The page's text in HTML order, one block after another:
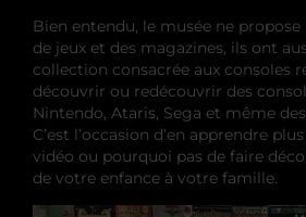
Bien entendu, le musée ne propose
de jeux et des magazines, ils ont
collection consacrée aux consoles
découvrir ou redécouvrir des
Nintendo, Ataris, Sega et même des
C’est l’occasion d’en apprendre
vidéo ou pourquoi pas de faire
de votre enfance à votre famille.